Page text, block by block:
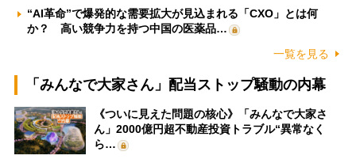
“AI革命”で爆発的な需要拡大が見込まれる「CXO」とは何
か？ 高い競争力を持つ中国の医薬品…
一覧を見る
「みんなで大家さん」配当ストップ騒動の内幕
《ついに見えた問題の核心》「みんなで大家さ
ん」2000億円超不動産投資トラブル“異常なく
ら…